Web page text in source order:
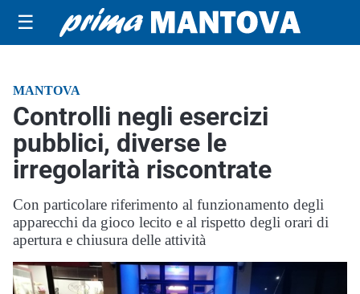
☰
MANTOVA
Controlli negli esercizi
pubblici, diverse le
irregolarità riscontrate
Con particolare riferimento al funzionamento degli
apparecchi da gioco lecito e al rispetto degli orari di
apertura e chiusura delle attività